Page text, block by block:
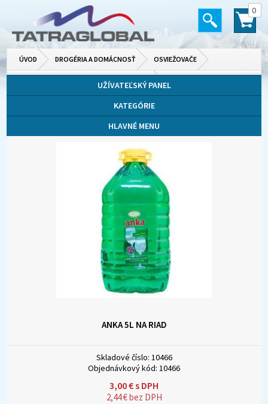
0
ÚVOD DROGÉRIA A DOMÁCNOSŤ OSVIEŽOVAČE
AEROSÓLY A MECHANICKÉ ROZPRAŠOVAČE
UŽÍVATEĽSKÝ PANEL
KATEGÓRIE
HLAVNÉ MENU
ANKA 5L NA RIAD
Skladové číslo: 10466
Objednávkový kód: 10466
3,00€s DPH
2,44€bez DPH